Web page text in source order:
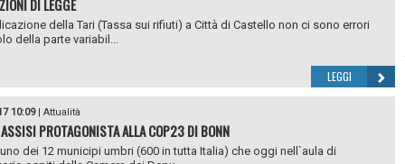
DI LEGGE
della Tari (Tassa sui rifiuti) a Città di Castello non ci sono errori
della parte variabil...
LEGGI
10:09| Attualità
PROTAGONISTA ALLA COP23 DI BONN
dei 12 municipi umbri (600 in tutta Italia) che oggi nell`aula di